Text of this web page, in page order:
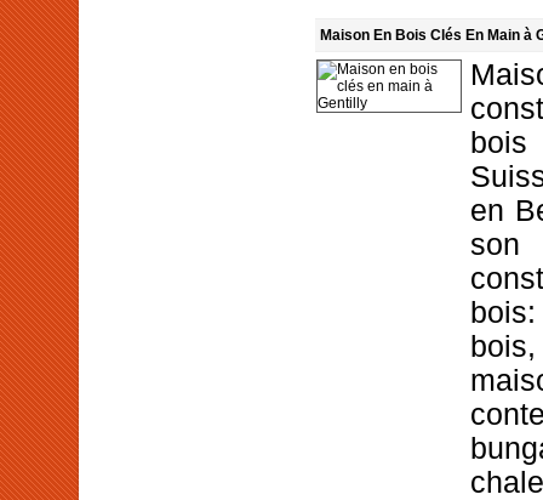
Maison En Bois Clés En Main à
en